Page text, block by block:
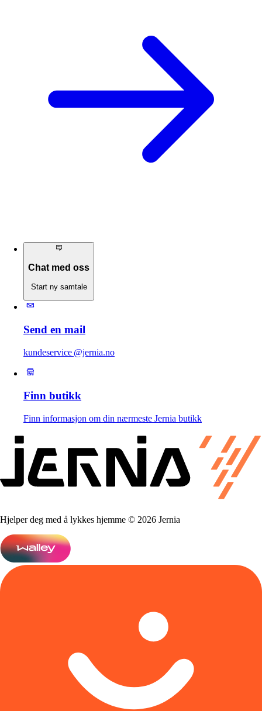
Chat med oss
Start ny samtale
Send en mail
kundeservice @jernia.no
Finn butikk
Finn informasjon om din nærmeste Jernia butikk
Hjelper deg med å lykkes hjemme © 2026 Jernia